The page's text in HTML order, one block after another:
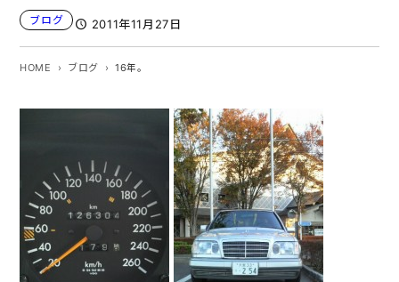
ブログ 2011年11月27日
HOME ブログ 16年。